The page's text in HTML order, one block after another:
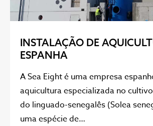
INSTALAÇÃO DE
ESPANHA
A Sea Eight é uma empresa
aquicultura especializada no
do linguado-senegalês (Solea
uma espécie de…